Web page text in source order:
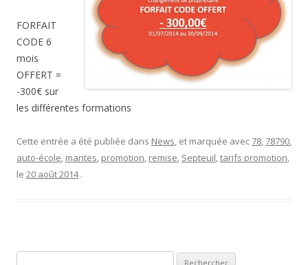
FORFAIT
CODE 6
mois
OFFERT =
-300€ sur
les différentes formations
Cette entrée a été publiée dans News, et marquée avec 78, 78790,
auto-école, mantes, promotion, remise, Septeuil,tarifs promotion,
le 20 août 2014 .